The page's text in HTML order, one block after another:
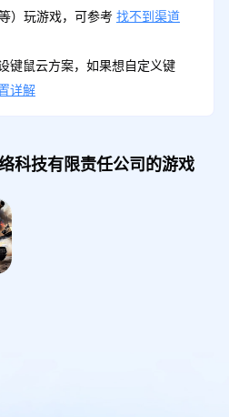
）玩游戏，可参考 找不到渠道
键鼠云方案，如果想自定义键
详解
科技有限责任公司的游戏